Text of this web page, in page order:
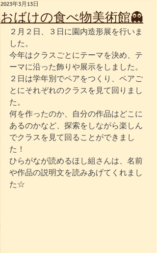
おばけの食べ物美術館👻
2023年3月13日
２月２日、３日に園内造形展を行いま
した。
今年はクラスごとにテーマを決め、テ
ーマに沿った飾りや展示をしました。
２日は学年別でペアをつくり、ペアご
とにそれぞれのクラスを見て回りまし
た。
何を作ったのか、自分の作品はどこに
あるのかなど、探索をしながら楽しん
でクラスを見て回ることができまし
た！
ひらがなが読めるほし組さんは、名前
や作品の説明文を読みあげてくれまし
た☆